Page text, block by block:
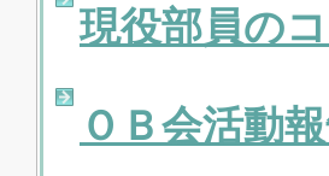
現役部員の
ＯＢ会活動